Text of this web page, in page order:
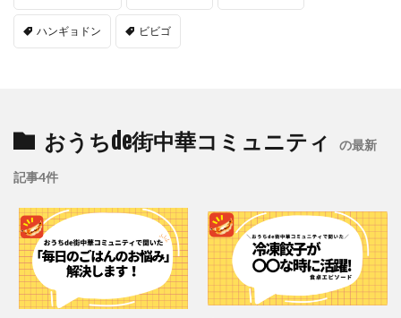
ハンギョドン ビビゴ
おうちde街中華コミュニティ の最新
記事4件